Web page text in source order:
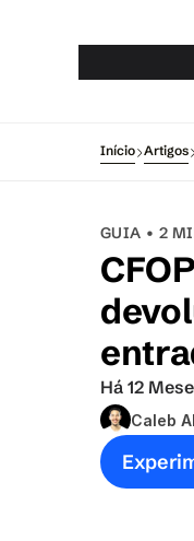
Início Artigos
GUIA • 2
Há 12
Caleb